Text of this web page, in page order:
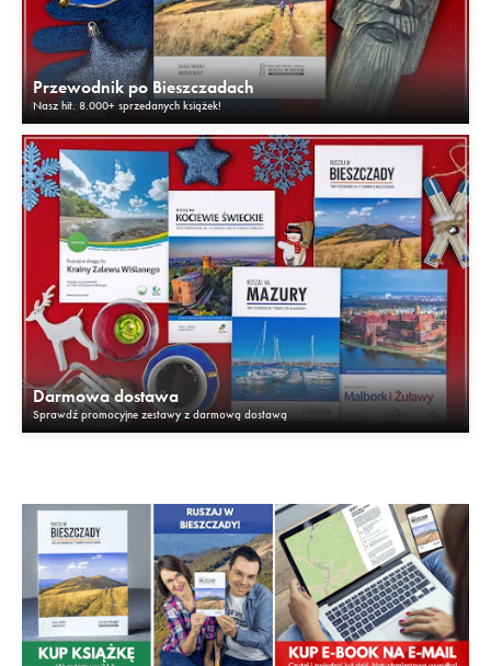
Przewodnik po Bieszczadach
Nasz hit. 8.000+ sprzedanych książek!
Darmowa dostawa
Sprawdź promocyjne zestawy z darmową dostawą